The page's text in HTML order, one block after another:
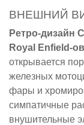
ВНЕШНИЙ
Ретро-дизайн
Royal Enfield-
открывается
железных
фары и
симпатичные
внушительные